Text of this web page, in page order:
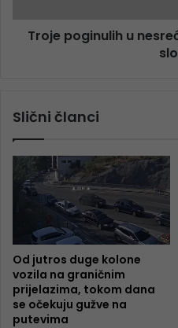
Troje poginulih u
Slični članci
Od jutros duge kolone
vozila na graničnim
prijelazima, tokom dana
se očekuju gužve na
putevima